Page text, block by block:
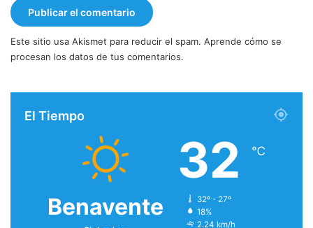
Este sitio usa Akismet para reducir el spam. Aprende cómo se
procesan los datos de tus comentarios.
El Tiempo
Benavente
32 ℃
32º - 27º
18%
2.24 km/h